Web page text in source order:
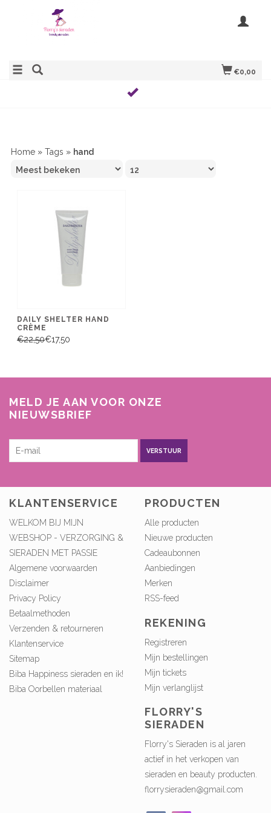
€0,00
Home » Tags » hand
DAILY SHELTER HAND
CRÈME
€22,50€17,50
MELD JE AAN VOOR ONZE
NIEUWSBRIEF
VERSTUUR
KLANTENSERVICE
WELKOM BIJ MIJN
WEBSHOP - VERZORGING &
SIERADEN MET PASSIE
Algemene voorwaarden
Disclaimer
Privacy Policy
Betaalmethoden
Verzenden & retourneren
Klantenservice
Sitemap
Biba Happiness sieraden en ik!
Biba Oorbellen materiaal
PRODUCTEN
Alle producten
Nieuwe producten
Cadeaubonnen
Aanbiedingen
Merken
RSS-feed
REKENING
Registreren
Mijn bestellingen
Mijn tickets
Mijn verlanglijst
FLORRY'S
SIERADEN
Florry's Sieraden is al jaren
actief in het verkopen van
sieraden en beauty producten.
florrysieraden@gmail.com